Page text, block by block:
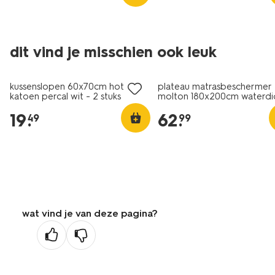
dit vind je misschien ook leuk
kussenslopen 60x70cm hotel
katoen percal wit - 2 stuks
19.
49
plateau matrasbeschermer
molton 180x200cm
62.
99
wat vind je van deze pagina?